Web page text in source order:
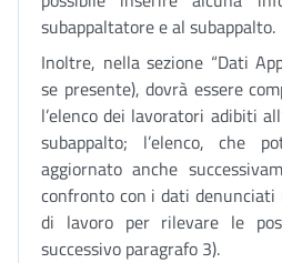
subappaltatore e al subappalto.
Inoltre, nella sezione “Dati
se presente), dovrà essere
l’elenco dei lavoratori adibiti
subappalto; l’elenco, che
aggiornato anche
confronto con i dati
di lavoro per rilevare le
successivo paragrafo 3).